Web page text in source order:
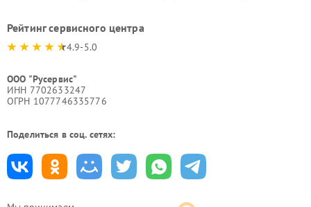
Рейтинг сервисного центра
4.9-5.0
ООО "Русервис"
ИНН 7702633247
ОГРН 1077746335776
Поделиться в соц. сетях: